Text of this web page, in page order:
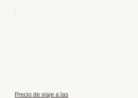
Precio de viaje a las